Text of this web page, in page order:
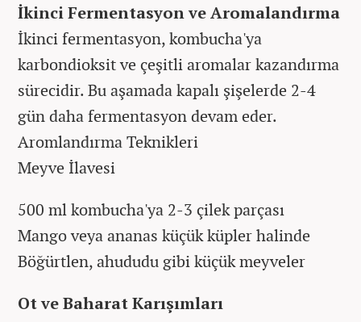
İkinci Fermentasyon ve Aromalandırma
İkinci fermentasyon, kombucha'ya
karbondioksit ve çeşitli aromalar kazandırma
sürecidir. Bu aşamada kapalı şişelerde 2-4
gün daha fermentasyon devam eder.
Aromlandırma Teknikleri
Meyve İlavesi
500 ml kombucha'ya 2-3 çilek parçası
Mango veya ananas küçük küpler halinde
Böğürtlen, ahududu gibi küçük meyveler
Ot ve Baharat Karışımları